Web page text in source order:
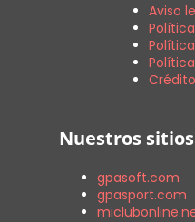
Aviso
Nuestros sitios
gpasoft.com
gpasport.com